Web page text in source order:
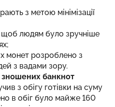
з метою мінімізації
щоб людям було зручніше
монет розроблено з
з вадами зору.
банкнот
з обігу готівки на суму
в обіг було майже 160